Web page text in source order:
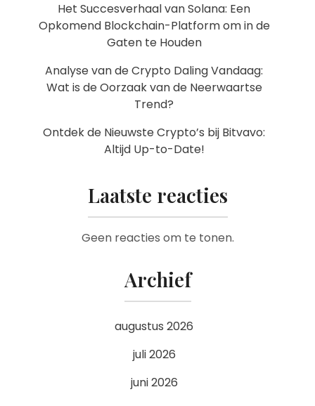
Het Succesverhaal van Solana: Een
Opkomend Blockchain-Platform om in de
Gaten te Houden
Analyse van de Crypto Daling Vandaag:
Wat is de Oorzaak van de Neerwaartse
Trend?
Ontdek de Nieuwste Crypto’s bij Bitvavo:
Altijd Up-to-Date!
Laatste reacties
Geen reacties om te tonen.
Archief
augustus 2026
juli 2026
juni 2026